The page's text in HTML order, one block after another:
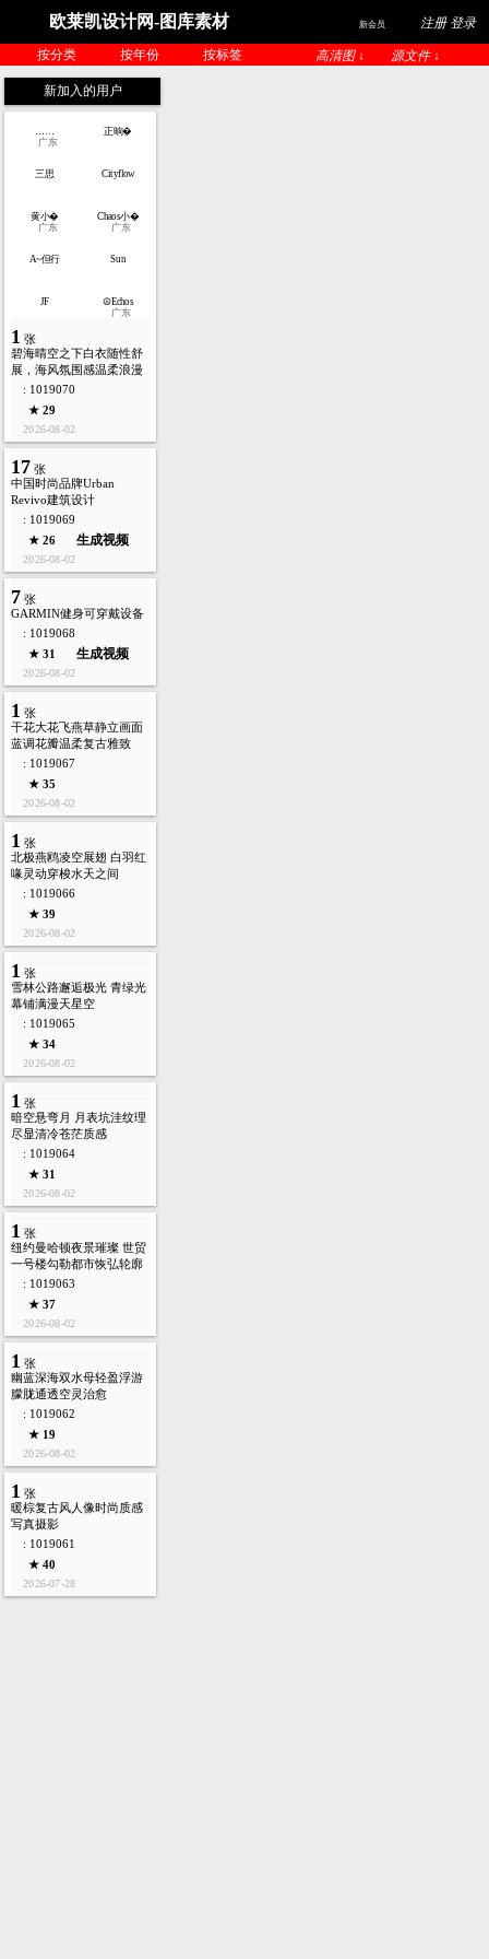
欧莱凯设计网-图库素材 新会员 注册 登录
按分类 按年份 按标签 高清图 ↓ 源文件 ↓
新加入的用户
广东
正晌�
三思 Cityflow
黄小�
广东
Chaos小�
广东
A~但行 Sun
JF
☮Echos
广东
1 张
碧海晴空之下白衣随性舒
展，海风氛围感温柔浪漫
: 1019070
★ 29
2026-08-02
17 张
中国时尚品牌Urban
Revivo建筑设计
: 1019069
★ 26
生成视频
2026-08-02
7 张
GARMIN健身可穿戴设备
: 1019068
★ 31
生成视频
2026-08-02
1 张
干花大花飞燕草静立画面
蓝调花瓣温柔复古雅致
: 1019067
★ 35
2026-08-02
1 张
北极燕鸥凌空展翅 白羽红
喙灵动穿梭水天之间
: 1019066
★ 39
2026-08-02
1 张
雪林公路邂逅极光 青绿光
幕铺满漫天星空
: 1019065
★ 34
2026-08-02
1 张
暗空悬弯月 月表坑洼纹理
尽显清冷苍茫质感
: 1019064
★ 31
2026-08-02
1 张
纽约曼哈顿夜景璀璨 世贸
一号楼勾勒都市恢弘轮廓
: 1019063
★ 37
2026-08-02
1 张
幽蓝深海双水母轻盈浮游
朦胧通透空灵治愈
: 1019062
★ 19
2026-08-02
1 张
暖棕复古风人像时尚质感
写真摄影
: 1019061
★ 40
2026-07-28